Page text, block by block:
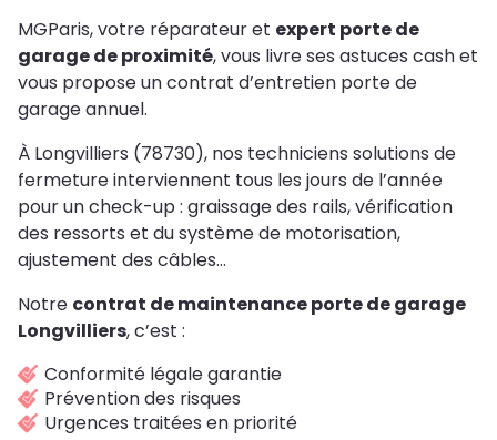
MGParis, votre réparateur et expert porte de
garage de proximité, vous livre ses astuces cash et
vous propose un contrat d’entretien porte de
garage annuel.
À Longvilliers (78730), nos techniciens solutions de
fermeture interviennent tous les jours de l’année
pour un check-up : graissage des rails, vérification
des ressorts et du système de motorisation,
ajustement des câbles…
Notre contrat de maintenance porte de garage
Longvilliers, c’est :
Conformité légale garantie
Prévention des risques
Urgences traitées en priorité